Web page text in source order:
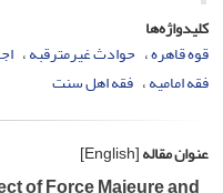
کلیدواژه‌ها
قوه قاهره حوادث غیرمترقبه
فقه امامیه فقه اهل سنت
عنوان مقاله[English]